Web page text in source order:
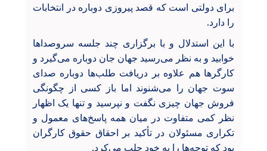
برای دولتی است که قصد پیروزی دوباره در انتخابات
را دارد.
با این استدلال و با برگزاری چند جلسه سروصداها
خوابید و به نظر می‌رسید جهان جان دوباره می‌گیرد و
کارگرها هم علاوه بر دریافت طلب‌ها دوباره صدای
سوت جهان را می‌شنوند اما باز کسی از چگونگی
فروش جهان چیزی نگفت و نپرسید و تنها یک اظهار
نظر کمی متفاوت در میان همه پاسخ‌های معمول و
تکراری مسئولان در تأکید بر احقاق حقوق کارگران
بود که توجه‌ها را به خود جلب می‌کرد.